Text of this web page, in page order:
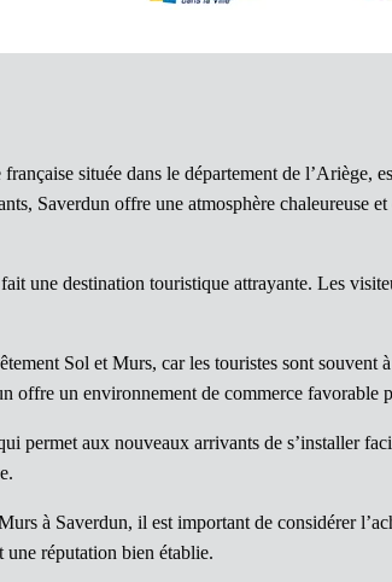
située dans le département de l’Ariège,
Saverdun offre une atmosphère chaleureuse
une destination touristique attrayante. Les
Sol et Murs, car les touristes sont souvent
offre un environnement de commerce favorable
permet aux nouveaux arrivants de s’installer
à Saverdun, il est important de considérer
une réputation bien établie.